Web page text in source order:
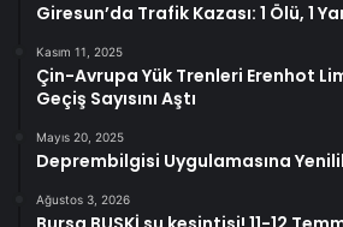
Giresun’da Trafik Kazası: 1 Ölü, 1
Kasım 11, 2025
Çin-Avrupa Yük Trenleri Erenhot
Geçiş Sayısını Aştı
Mayıs 20, 2025
Deprembilgisi Uygulamasına
Ağustos 3, 2026